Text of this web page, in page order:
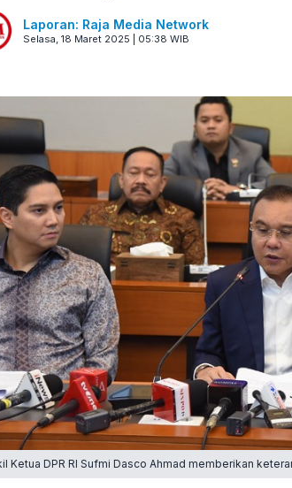
Laporan: Raja Media Network
Selasa, 18 Maret 2025 | 05:38 WIB
Ketua DPR RI Sufmi Dasco Ahmad memberikan